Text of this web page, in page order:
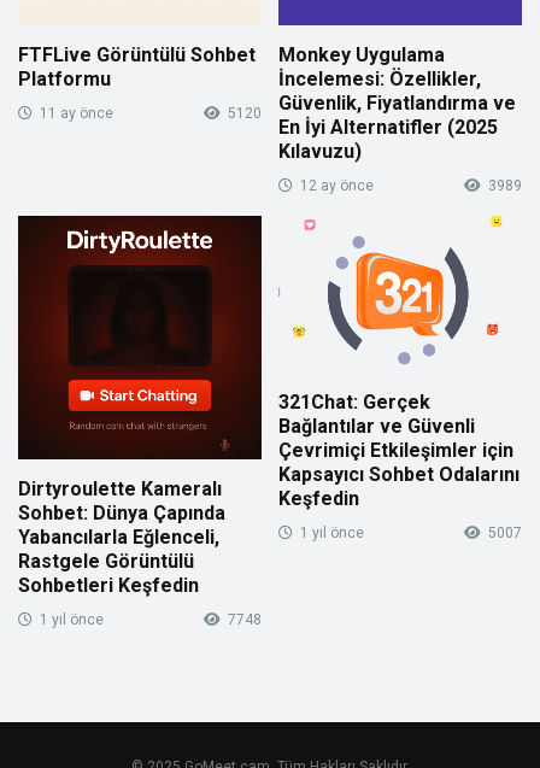
FTFLive Görüntülü Sohbet
Platformu
11 ay önce 5120
Monkey Uygulama
İncelemesi: Özellikler,
Güvenlik, Fiyatlandırma ve
En İyi Alternatifler (2025
Kılavuzu)
12 ay önce 3989
Dirtyroulette Kameralı
Sohbet: Dünya Çapında
Yabancılarla Eğlenceli,
Rastgele Görüntülü
Sohbetleri Keşfedin
1 yıl önce 7748
321Chat: Gerçek
Bağlantılar ve Güvenli
Çevrimiçi Etkileşimler için
Kapsayıcı Sohbet Odalarını
Keşfedin
1 yıl önce 5007